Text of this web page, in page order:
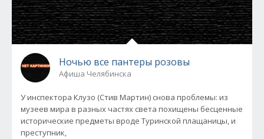
Ночью все пантеры розовы
Афиша Челябинска
У инспектора Клузо (Стив Мартин) снова проблемы: из
музеев мира в разных частях света похищены бесценные
исторические предметы вроде Туринской плащаницы, и
преступник,